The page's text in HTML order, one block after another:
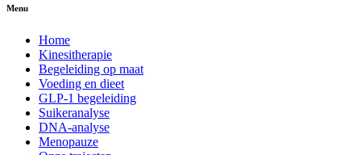
Menu
Home
Kinesitherapie
Begeleiding op maat
Voeding en dieet
GLP-1 begeleiding
Suikeranalyse
DNA-analyse
Menopauze